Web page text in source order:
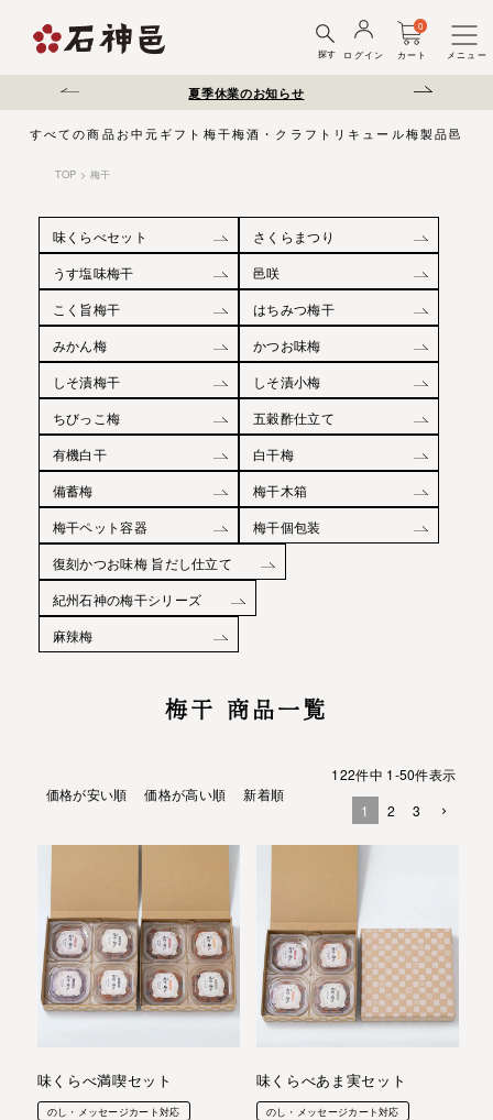
探す ログイン カート
0
メニュー
延について 夏季休業のお知らせ 弊社を装った偽
すべての商品 お中元 ギフト 梅干梅酒・クラフトリキュール梅製品邑じ
TOP 梅干
味くらべセット
さくらまつり
うす塩味梅干
邑咲
こく旨梅干
はちみつ梅干
みかん梅
かつお味梅
しそ漬梅干
しそ漬小梅
ちびっこ梅
五穀酢仕立て
有機白干
白干梅
備蓄梅
梅干木箱
梅干ペット容器
梅干個包装
復刻かつお味梅 旨だし仕立て
紀州石神の梅干シリーズ
麻辣梅
梅干 商品一覧
価格が安い順 価格が高い順 新着順
122件中 1-50件表示
1
2 3
味くらべ満喫セット
のし・メッセージカート対応
味くらべあま実セット
のし・メッセージカート対応